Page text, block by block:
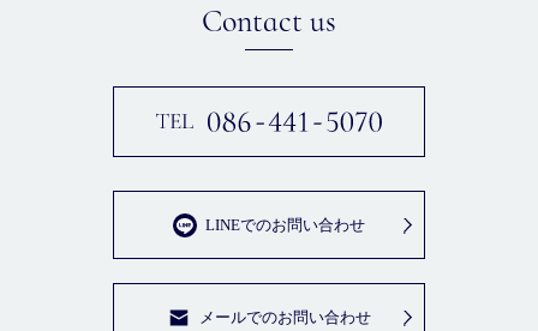
Contact us
LINEでのお問い合わせ
メールでのお問い合わせ